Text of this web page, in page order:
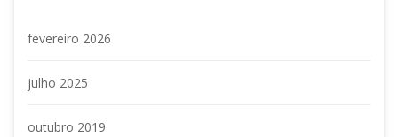
fevereiro 2026
julho 2025
outubro 2019